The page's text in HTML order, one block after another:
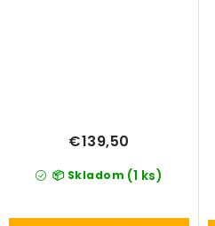
📦 Skladom (1 ks)
€139,50